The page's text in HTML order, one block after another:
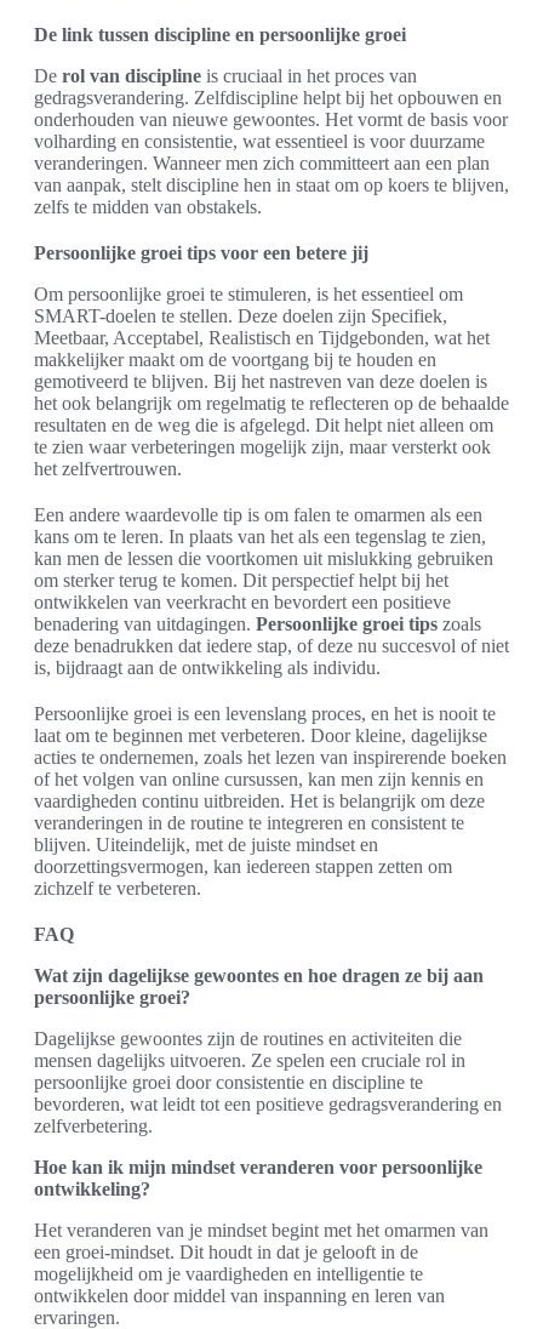
De link tussen discipline en persoonlijke groei
De rol van discipline is cruciaal in het proces van
gedragsverandering. Zelfdiscipline helpt bij het opbouwen en
onderhouden van nieuwe gewoontes. Het vormt de basis voor
volharding en consistentie, wat essentieel is voor duurzame
veranderingen. Wanneer men zich committeert aan een plan
van aanpak, stelt discipline hen in staat om op koers te blijven,
zelfs te midden van obstakels.
Persoonlijke groei tips voor een betere jij
Om persoonlijke groei te stimuleren, is het essentieel om
SMART-doelen te stellen. Deze doelen zijn Specifiek,
Meetbaar, Acceptabel, Realistisch en Tijdgebonden, wat het
makkelijker maakt om de voortgang bij te houden en
gemotiveerd te blijven. Bij het nastreven van deze doelen is
het ook belangrijk om regelmatig te reflecteren op de behaalde
resultaten en de weg die is afgelegd. Dit helpt niet alleen om
te zien waar verbeteringen mogelijk zijn, maar versterkt ook
het zelfvertrouwen.
Een andere waardevolle tip is om falen te omarmen als een
kans om te leren. In plaats van het als een tegenslag te zien,
kan men de lessen die voortkomen uit mislukking gebruiken
om sterker terug te komen. Dit perspectief helpt bij het
ontwikkelen van veerkracht en bevordert een positieve
benadering van uitdagingen. Persoonlijke groei tips zoals
deze benadrukken dat iedere stap, of deze nu succesvol of niet
is, bijdraagt aan de ontwikkeling als individu.
Persoonlijke groei is een levenslang proces, en het is nooit te
laat om te beginnen met verbeteren. Door kleine, dagelijkse
acties te ondernemen, zoals het lezen van inspirerende boeken
of het volgen van online cursussen, kan men zijn kennis en
vaardigheden continu uitbreiden. Het is belangrijk om deze
veranderingen in de routine te integreren en consistent te
blijven. Uiteindelijk, met de juiste mindset en
doorzettingsvermogen, kan iedereen stappen zetten om
zichzelf te verbeteren.
FAQ
Wat zijn dagelijkse gewoontes en hoe dragen ze bij aan
persoonlijke groei?
Dagelijkse gewoontes zijn de routines en activiteiten die
mensen dagelijks uitvoeren. Ze spelen een cruciale rol in
persoonlijke groei door consistentie en discipline te
bevorderen, wat leidt tot een positieve gedragsverandering en
zelfverbetering.
Hoe kan ik mijn mindset veranderen voor persoonlijke
ontwikkeling?
Het veranderen van je mindset begint met het omarmen van
een groei-mindset. Dit houdt in dat je gelooft in de
mogelijkheid om je vaardigheden en intelligentie te
ontwikkelen door middel van inspanning en leren van
ervaringen.